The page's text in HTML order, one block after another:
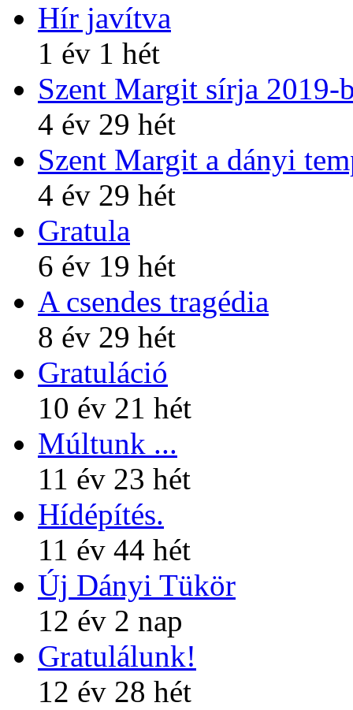
Hír javítva
1 év 1 hét
Szent Margit sírja 2019-
4 év 29 hét
Szent Margit a dányi
4 év 29 hét
Gratula
6 év 19 hét
A csendes tragédia
8 év 29 hét
Gratuláció
10 év 21 hét
Múltunk ...
11 év 23 hét
Hídépítés.
11 év 44 hét
Új Dányi Tükör
12 év 2 nap
Gratulálunk!
12 év 28 hét